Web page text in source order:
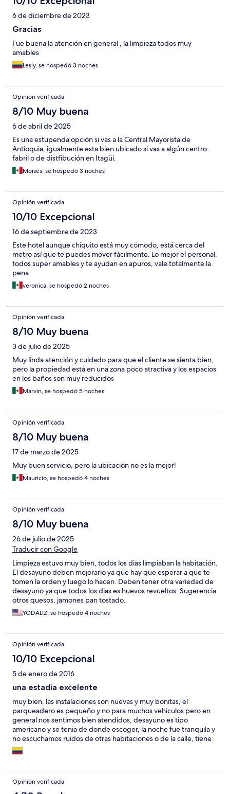
6 de diciembre de 2023
Gracias
Fue buena la atención en general , la limpieza todos muy
amables
Lesly, se hospedó 3 noches
Opinión verificada
8/10 Muy buena
6 de abril de 2025
Es una estupenda opción si vas a la Central Mayorista de
Antioquia, igualmente esta bien ubicado si vas a algún centro
fabril o de distfibución en Itagüí.
Moisés, se hospedó 3 noches
Opinión verificada
10/10 Excepcional
16 de septiembre de 2023
Este hotel aunque chiquito está muy cómodo, está cerca del
metro así que te puedes mover fácilmente. Lo mejor el personal,
todos super amables y te ayudan en apuros, vale totalmente la
pena
veronica, se hospedó 2 noches
Opinión verificada
8/10 Muy buena
3 de julio de 2025
Muy linda atención y cuidado para que el cliente se sienta bien,
pero la propiedad está en una zona poco atractiva y los espacios
en los baños son muy reducidos
Marvin, se hospedó 5 noches
Opinión verificada
8/10 Muy buena
17 de marzo de 2025
Muy buen servicio, pero la ubicación no es la mejor!
Mauricio, se hospedó 4 noches
Opinión verificada
8/10 Muy buena
26 de julio de 2025
Traducir con Google
Limpieza estuvo muy bien, todos los dias limpiaban la habitación.
El desayuno deben mejorarlo ya que hay que esperar a que te
tomen la orden y luego lo hacen. Deben tener otra variedad de
desayuno ya que todos los dias es huevos revueltos. Sugerencia
otros quesos, jamones pan tostado.
YODALIZ, se hospedó 4 noches
Opinión verificada
10/10 Excepcional
5 de enero de 2016
una estadia excelente
muy bien, las instalaciones son nuevas y muy bonitas, el
parqueadero es pequeño y no para muchos vehiculos pero en
general nos sentimos bien atendidos, desayuno es tipo
americano y se tenia de donde escoger, la noche fue tranquila y
no escuchamos ruidos de otras habitaciones o de la calle, tiene
un ambiente muy familiar y comodo, esta ubicado frente a la
central de abastos, en zona hotelera de Itagui.
Opinión verificada